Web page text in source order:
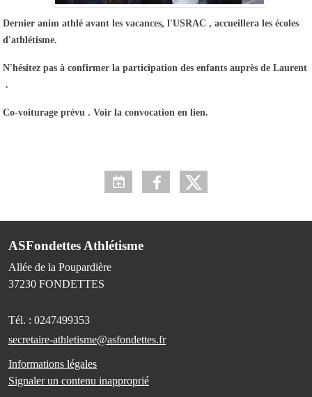
Dernier anim athlé avant les vacances, l'USRAC , accueillera les écoles
d'athlétisme.
N'hésitez pas à confirmer la participation des enfants auprès de Laurent
.
Co-voiturage prévu . Voir la convocation en lien.
ASFondettes Athlétisme
Allée de la Poupardière
37230 FONDETTES
Tél. : 0247499353
secretaire-athletisme@asfondettes.fr
Informations légales
Signaler un contenu inapproprié